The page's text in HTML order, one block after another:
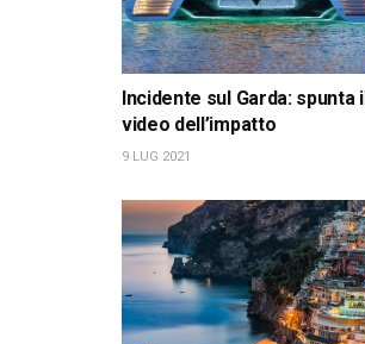
Incidente sul Garda: spunta il
video dell’impatto
9 LUG 2021